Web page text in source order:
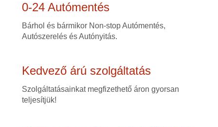
0-24 Autómentés
Bárhol és bármikor Non-stop Autómentés,
Autószerelés és Autónyitás.
Kedvező árú szolgáltatás
Szolgáltatásainkat megfizethető áron gyorsan
teljesítjük!